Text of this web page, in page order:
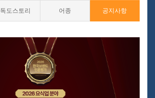
독도스토리 어종 공지사항